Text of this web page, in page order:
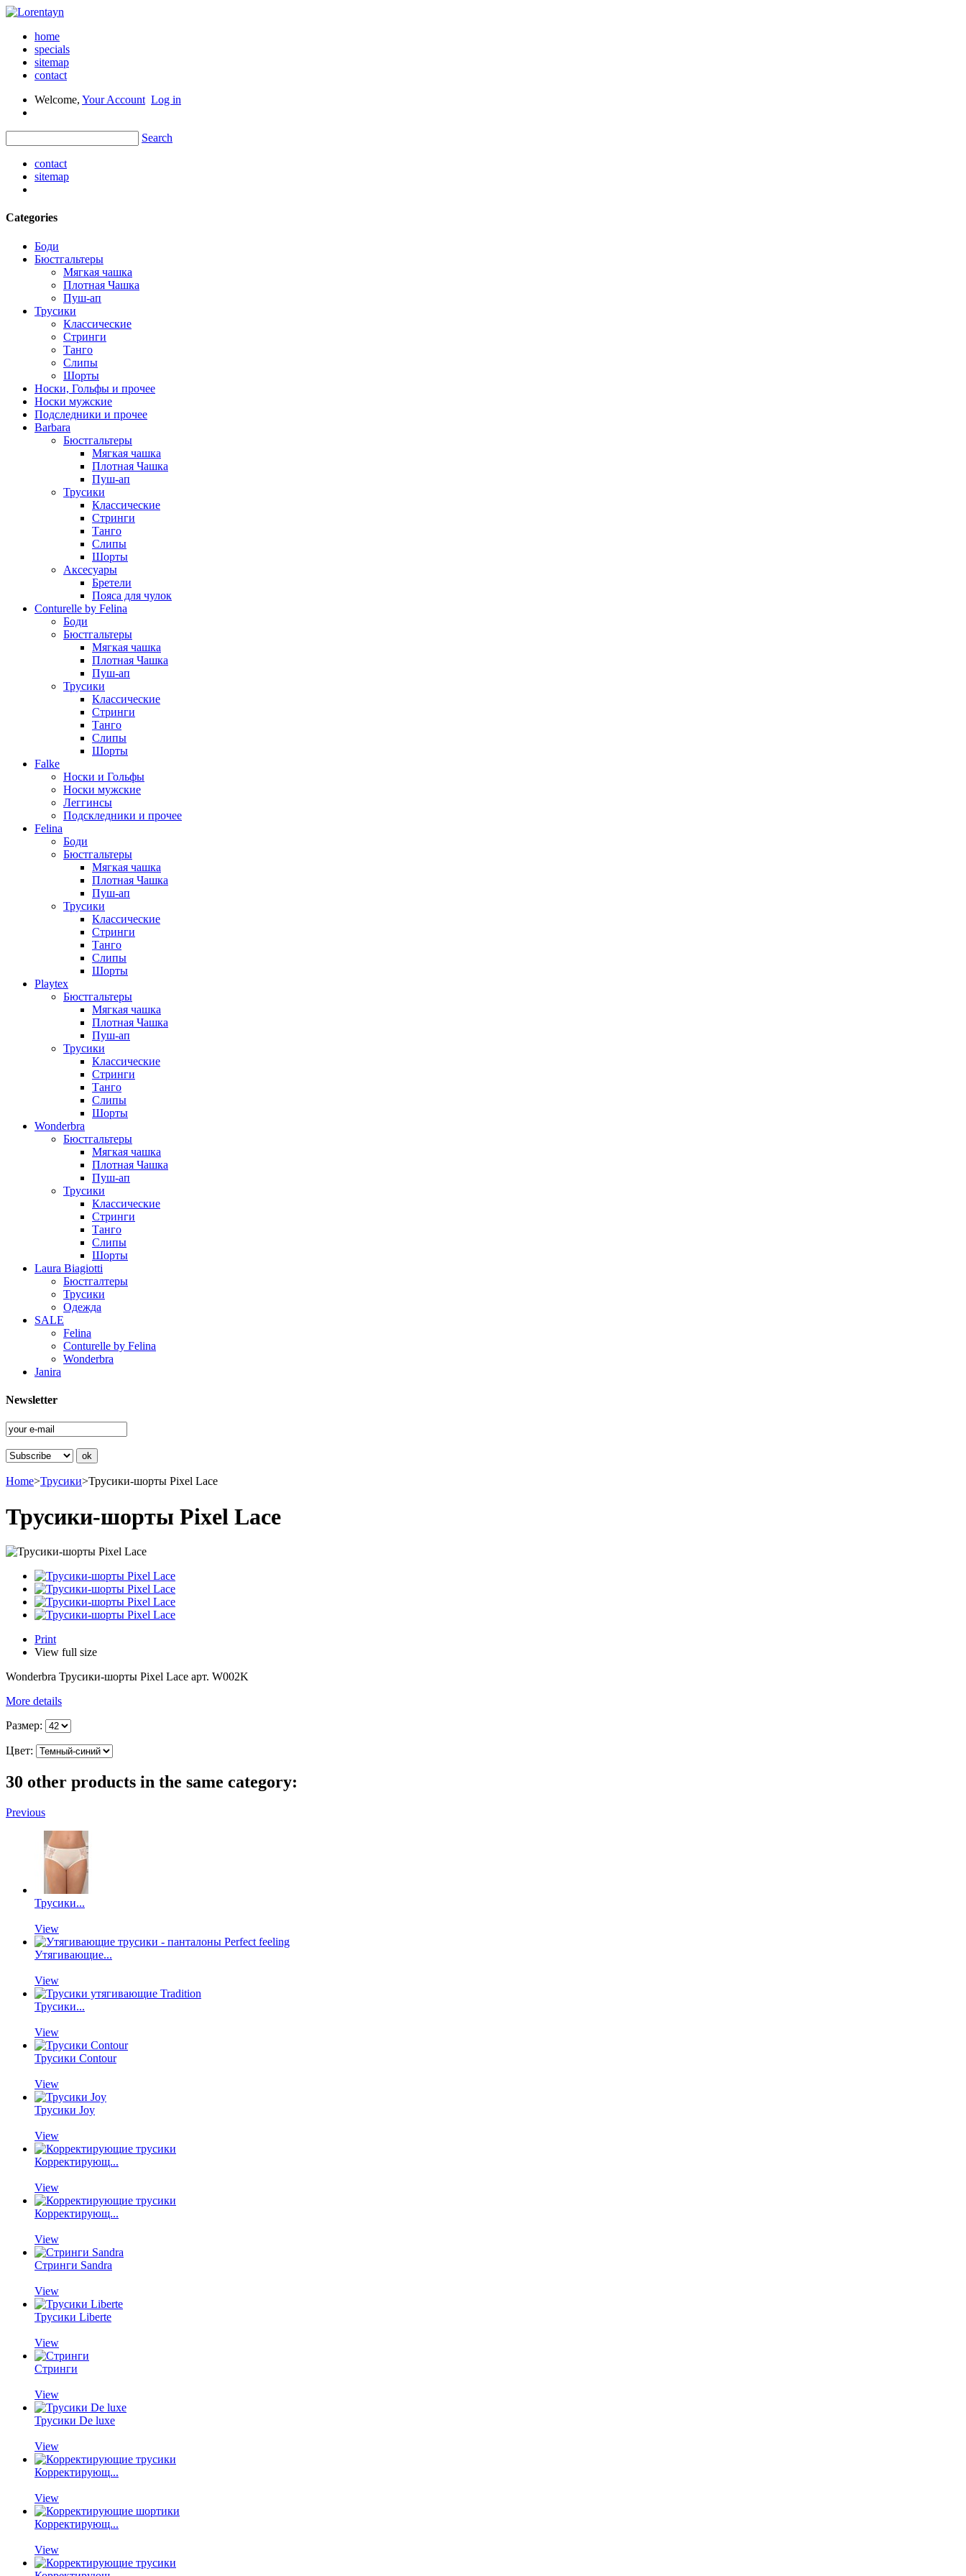
home
specials
sitemap
contact
Welcome, Your Account Log in
Search
contact
sitemap
Categories
Боди
Бюстгальтеры
Мягкая чашка
Плотная Чашка
Пуш-ап
Трусики
Классические
Стринги
Танго
Слипы
Шорты
Носки, Гольфы и прочее
Носки мужские
Подследники и прочее
Barbara
Бюстгальтеры
Мягкая чашка
Плотная Чашка
Пуш-ап
Трусики
Классические
Стринги
Танго
Слипы
Шорты
Аксесуары
Бретели
Пояса для чулок
Conturelle by Felina
Боди
Бюстгальтеры
Мягкая чашка
Плотная Чашка
Пуш-ап
Трусики
Классические
Стринги
Танго
Слипы
Шорты
Falke
Носки и Гольфы
Носки мужские
Леггинсы
Подскледники и прочее
Felina
Боди
Бюстгальтеры
Мягкая чашка
Плотная Чашка
Пуш-ап
Трусики
Классические
Стринги
Танго
Слипы
Шорты
Playtex
Бюстгальтеры
Мягкая чашка
Плотная Чашка
Пуш-ап
Трусики
Классические
Стринги
Танго
Слипы
Шорты
Wonderbra
Бюстгальтеры
Мягкая чашка
Плотная Чашка
Пуш-ап
Трусики
Классические
Стринги
Танго
Слипы
Шорты
Laura Biagiotti
Бюстгалтеры
Трусики
Одежда
SALE
Felina
Conturelle by Felina
Wonderbra
Janira
Newsletter
Home>Трусики>Трусики-шорты Pixel Lace
Трусики-шорты Pixel Lace
Print
View full size
Wonderbra Трусики-шорты Pixel Lace арт. W002K
More details
Размер:
Цвет:
30 other products in the same category:
Previous
Трусики...
View
Утягивающие...
View
Трусики...
View
Трусики Contour
View
Трусики Joy
View
Корректирующ...
View
Корректирующ...
View
Стринги Sandra
View
Трусики Liberte
View
Стринги
View
Трусики De luxe
View
Корректирующ...
View
Корректирующ...
View